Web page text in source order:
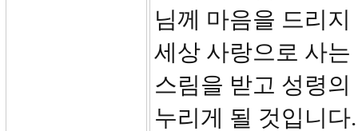
님께 마음을 드리
세상 사랑으로 사
스림을 받고 성령
누리게 될 것입니다.